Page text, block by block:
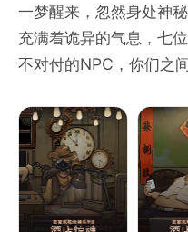
跟随神秘笔记的指引，
和未来的线索，都是解
忆的囚徒，还是大陆的
一梦醒来，忽然身处神
充满着诡异的气息，七
不对付的NPC，你们之
你需要逃离这个阴气重
限，找到证明你无罪的
你将永远被囚禁此，永
你会为了自己的“逃脱”
中之“道”当成自己的信